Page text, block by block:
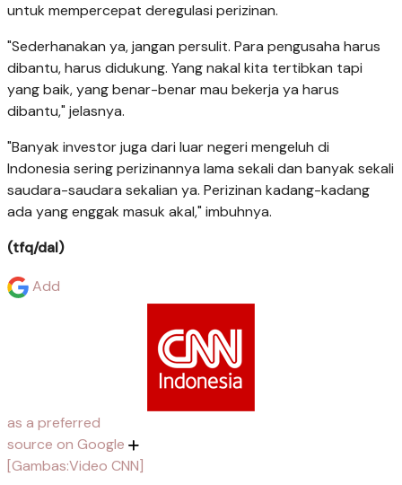
untuk mempercepat deregulasi perizinan.
"Sederhanakan ya, jangan persulit. Para pengusaha harus
dibantu, harus didukung. Yang nakal kita tertibkan tapi
yang baik, yang benar-benar mau bekerja ya harus
dibantu," jelasnya.
"Banyak investor juga dari luar negeri mengeluh di
Indonesia sering perizinannya lama sekali dan banyak sekali
saudara-saudara sekalian ya. Perizinan kadang-kadang
ada yang enggak masuk akal," imbuhnya.
(tfq/dal)
Add
as a preferred
source on Google
[Gambas:Video CNN]